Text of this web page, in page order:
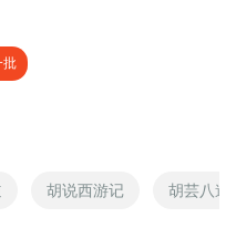
批
胡说西游记 胡芸八道